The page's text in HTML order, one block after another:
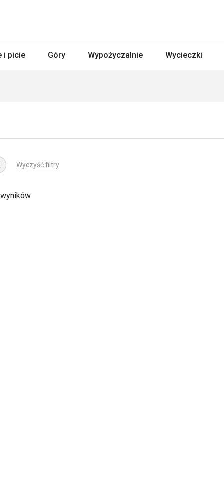
i picie Góry Wypożyczalnie Wycieczki
Wyczyść filtry